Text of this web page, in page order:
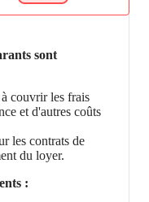
sont
couvrir les frais
et d'autres coûts
les contrats de
du loyer.
: